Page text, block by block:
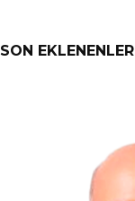
SON EKLENENLER